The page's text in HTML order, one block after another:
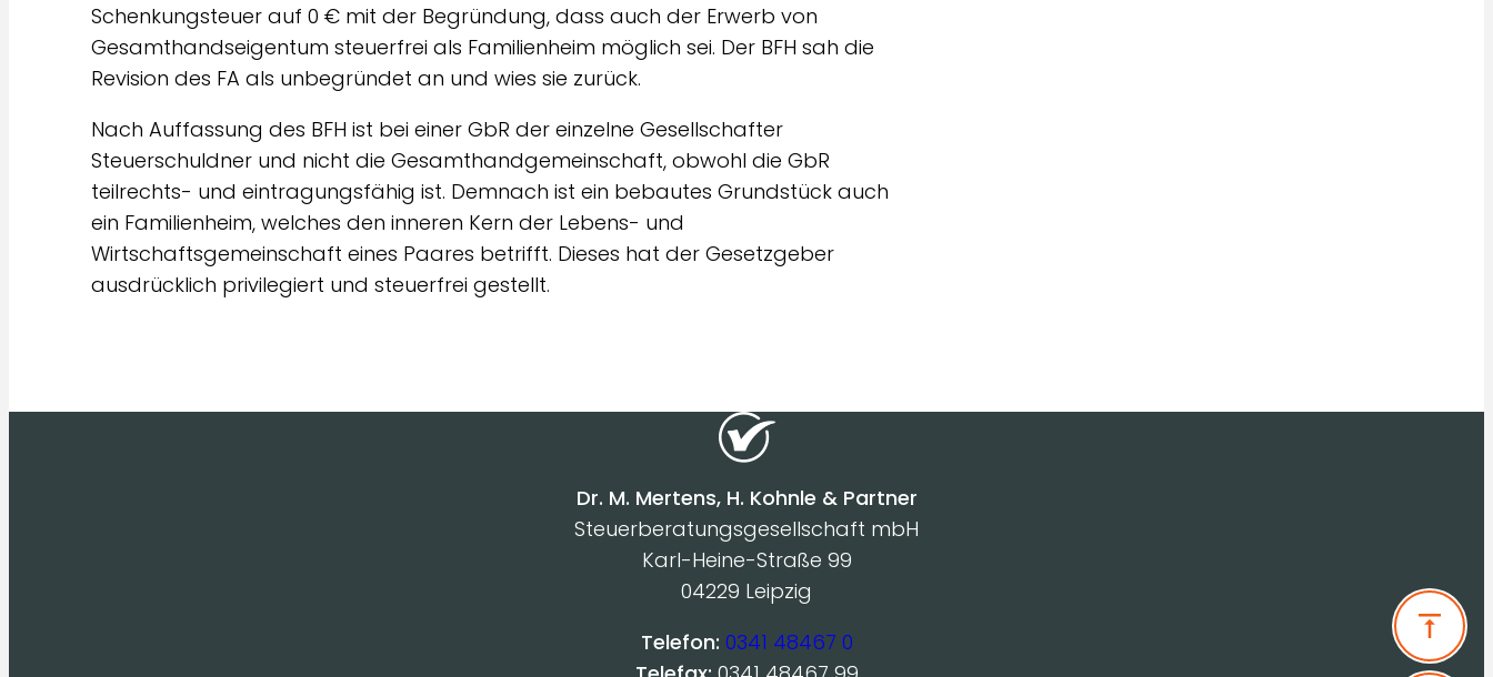
Schenkungsteuer auf 0 € mit der Begründung, dass auch der Erwerb von
Gesamthandseigentum steuerfrei als Familienheim möglich sei. Der BFH sah die
Revision des FA als unbegründet an und wies sie zurück.
Nach Auffassung des BFH ist bei einer GbR der einzelne Gesellschafter
Steuerschuldner und nicht die Gesamthandgemeinschaft, obwohl die GbR
teilrechts- und eintragungsfähig ist. Demnach ist ein bebautes Grundstück auch
ein Familienheim, welches den inneren Kern der Lebens- und
Wirtschaftsgemeinschaft eines Paares betrifft. Dieses hat der Gesetzgeber
ausdrücklich privilegiert und steuerfrei gestellt.
Dr. M. Mertens, H. Kohnle & Partner
Steuerberatungsgesellschaft mbH
Karl-Heine-Straße 99
04229 Leipzig
Telefon: 0341 48467 0